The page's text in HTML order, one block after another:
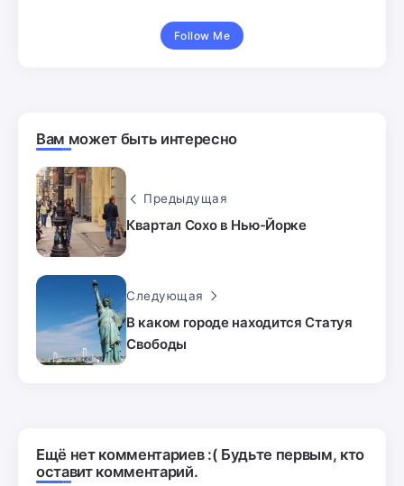
Follow Me
Вам может быть интересно
Предыдущая
Квартал Сохо в Нью-Йорке
Следующая
В каком городе находится Статуя
Свободы
Ещё нет комментариев :( Будьте первым, кто
оставит комментарий.